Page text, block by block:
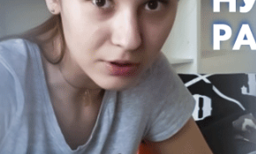
вчера в 14:05
Общество
На Кубани мать
ребенка с ВИЧ и
Жительницу Кубани через суд